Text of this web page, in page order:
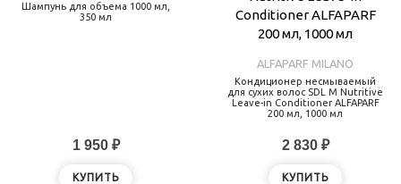
Шампунь для объема 1000 мл,
350 мл
1 950 ₽
КУПИТЬ
ALFAPARF MILANO
Кондиционер несмываемый
для сухих волос SDL M Nutritive
Leave-in Conditioner ALFAPARF
200 мл, 1000 мл
2 830 ₽
КУПИТЬ